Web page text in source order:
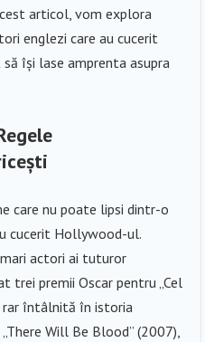
articol, vom explora
englezi care au cucerit
își lase amprenta asupra
care nu poate lipsi dintr-o
cucerit Hollywood-ul.
actori ai tuturor
trei premii Oscar pentru „Cel
rar întâlnită în istoria
Will Be Blood” (2007),